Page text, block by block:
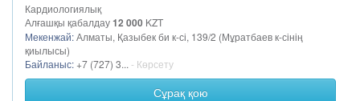
Кардиологиялық
Алғашқы қабалдау12 000 KZT
Мекенжай:Алматы, Қазыбек би к-сі, 139/2 (Мұратбаев к-сінің
қиылысы)
Байланыс: +7 (727) 3... - Көрсету
Сұрақ қою